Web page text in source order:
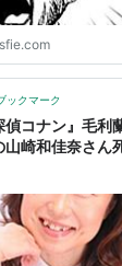
ックマーク
偵コナン』毛利
山崎和佳奈さん